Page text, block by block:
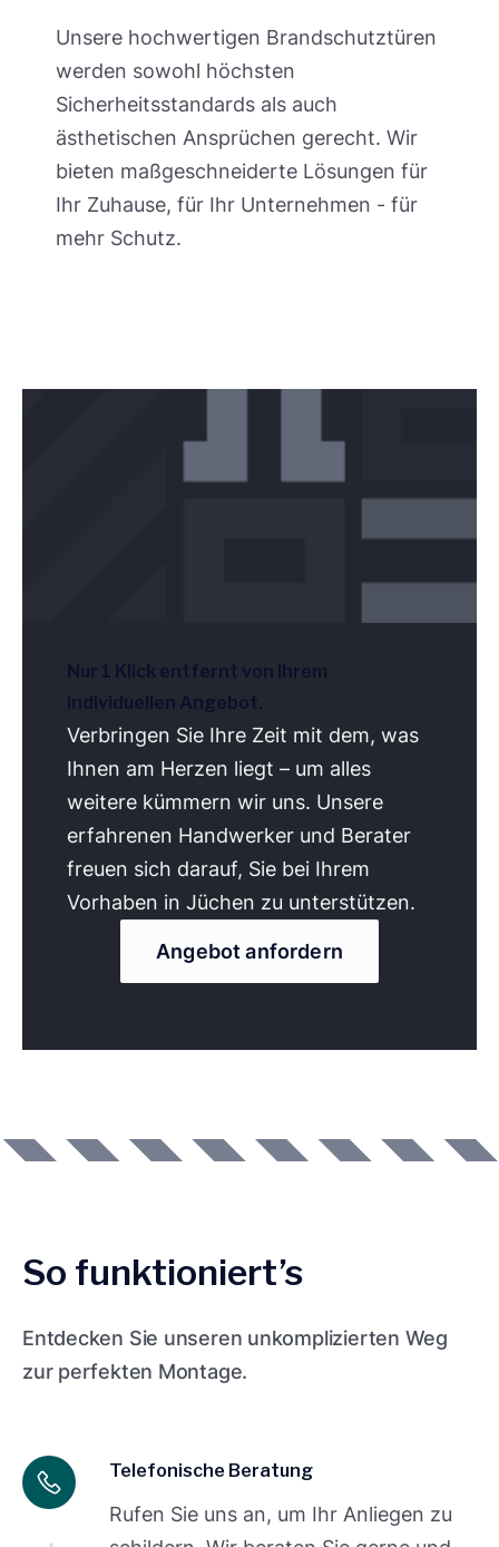
Unsere hochwertigen Brandschutztüren
werden sowohl höchsten
Sicherheitsstandards als auch
ästhetischen Ansprüchen gerecht. Wir
bieten maßgeschneiderte Lösungen für
Ihr Zuhause, für Ihr Unternehmen - für
mehr Schutz.
Nur 1 Klick entfernt von Ihrem
individuellen Angebot.
Verbringen Sie Ihre Zeit mit dem, was
Ihnen am Herzen liegt – um alles
weitere kümmern wir uns. Unsere
erfahrenen Handwerker und Berater
freuen sich darauf, Sie bei Ihrem
Vorhaben in Jüchen zu unterstützen.
Angebot anfordern
So funktioniert’s
Entdecken Sie unseren unkomplizierten Weg
zur perfekten Montage.
Telefonische Beratung
Rufen Sie uns an, um Ihr Anliegen zu